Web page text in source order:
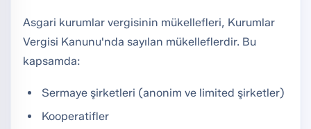
Asgari kurumlar vergisinin mükellefleri, Kurumlar
Vergisi Kanunu'nda sayılan mükelleflerdir. Bu
kapsamda:
Sermaye şirketleri (anonim ve limited şirketler)
Kooperatifler